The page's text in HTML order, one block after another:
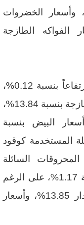
الدرنيات بمقدار 11.31%، وأسعار الخضروات
وأسعار الفواكه الطازجة
وسجلت الأسعار في قطاع غزة ارتفاعاً بنسبة 0.12%،
نتيجة لارتفاع أسعار الخضروات الطازجة بنسبة 13.84%،
بنسبة 5.97%، وأسعار البيض بنسبة
المستخدمة كوقود
وأسعار المحروقات السائلة
المستخدمة كوقود للسيارات بنسبة 1.17%، على الرغم
من انخفاض أسعار الدرنيات بمقدار 13.85%، وأسعار